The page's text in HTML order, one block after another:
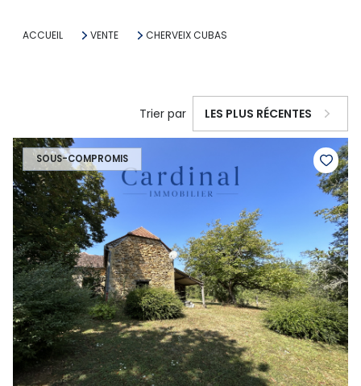
ACCUEIL VENTE CHERVEIX CUBAS
Trier par LES PLUS RÉCENTES
SOUS-COMPROMIS